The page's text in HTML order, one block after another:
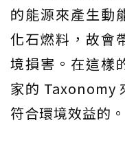
的能源來產生動
化石燃料，故會
境損害。在這樣
家的 Taxonomy
符合環境效益的。